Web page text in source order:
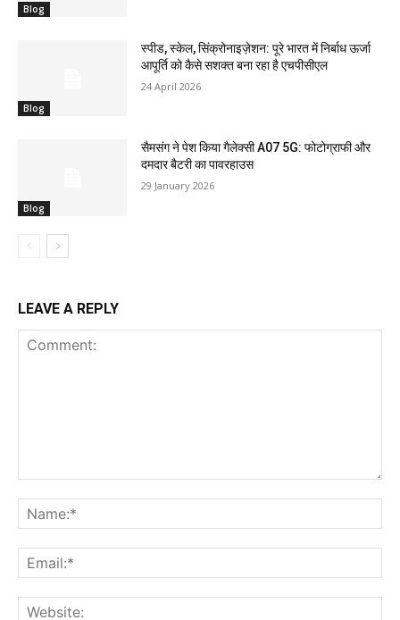
Blog
Blog
स्पीड, स्केल, सिंक्रोनाइज़ेशन: पूरे भारत में निर्बाध ऊर्जा
आपूर्ति को कैसे सशक्त बना रहा है एचपीसीएल
24 April 2026
Blog
सैमसंग ने पेश किया गैलेक्सी A07 5G: फोटोग्राफी और
दमदार बैटरी का पावरहाउस
29 January 2026
LEAVE A REPLY